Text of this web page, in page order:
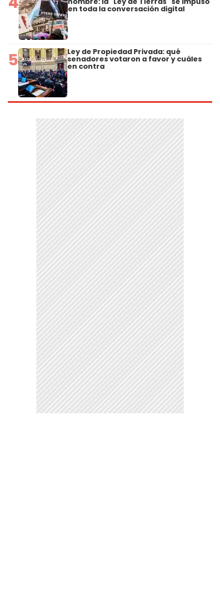
en toda la conversación digital
5 Ley de Propiedad Privada: qué
senadores votaron a favor y cuáles
en contra